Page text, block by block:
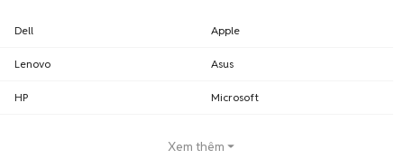
Dell Apple
Lenovo Asus
HP Microsoft
Xem thêm